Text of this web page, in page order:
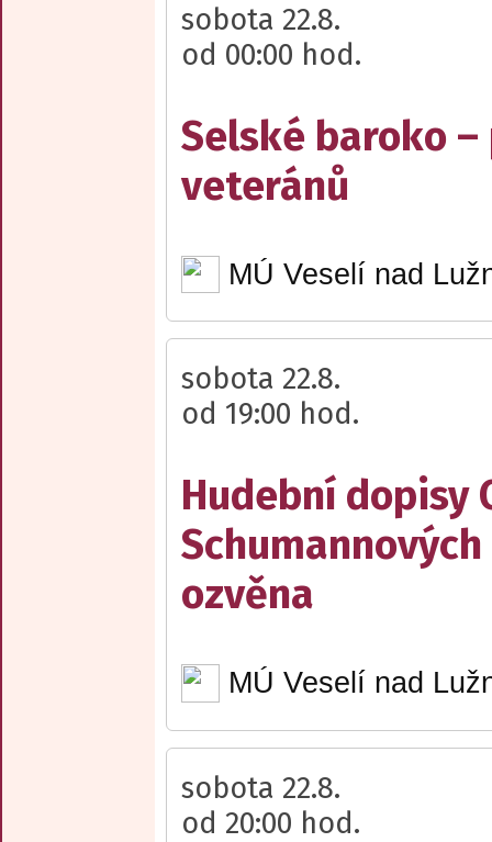
sobota 22.8.
od 00:00 hod.
Selské baroko
veteránů
MÚ Veselí nad
sobota 22.8.
od 19:00 hod.
Hudební dopisy
ozvěna
MÚ Veselí nad
sobota 22.8.
od 20:00 hod.